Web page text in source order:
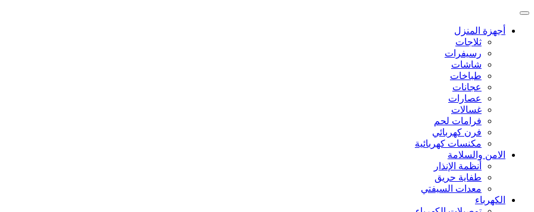
أجهزة المنزل
ثلاجات
رسيفرات
شاشات
طباخات
عجانات
عصارات
غسالات
فرامات لحم
فرن كهربائي
مكنسات كهربائية
الامن والسلامة
أنظمة الإنذار
طفاية حريق
معدات السيفتي
الكهرباء